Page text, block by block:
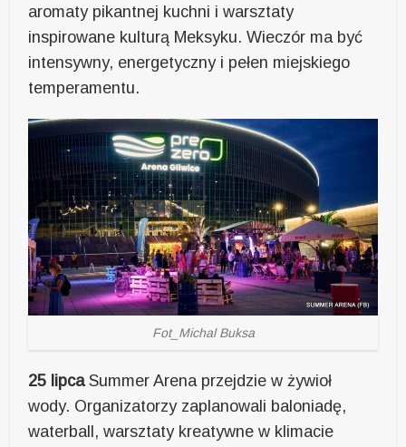
aromaty pikantnej kuchni i warsztaty
inspirowane kulturą Meksyku. Wieczór ma być
intensywny, energetyczny i pełen miejskiego
temperamentu.
Fot_Michal Buksa
25 lipcaSummer Arena przejdzie w żywioł
wody. Organizatorzy zaplanowali baloniadę,
waterball, warsztaty kreatywne w klimacie